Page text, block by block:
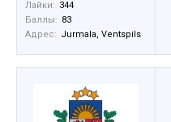
Лайки: 344
Баллы: 83
Адрес: Jurmala, Ventspils